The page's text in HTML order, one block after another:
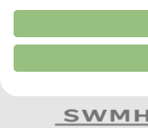
Kombinationen von Daten
Verbesserung der
von Inhalten.
Daten können außerhalb
Website/App.
Partnerliste anzeigen